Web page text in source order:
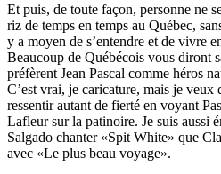
Et puis, de toute façon, personne ne
riz de temps en temps au Québec,
y a moyen de s’entendre et de vivre
Beaucoup de Québécois vous diront
préfèrent Jean Pascal comme héros
C’est vrai, je caricature, mais je veux
ressentir autant de fierté en voyant
Lafleur sur la patinoire. Je suis aussi
Salgado chanter «Spit White» que
avec «Le plus beau voyage».